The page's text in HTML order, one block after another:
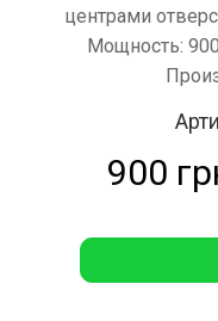
центрами
Мощность:
900